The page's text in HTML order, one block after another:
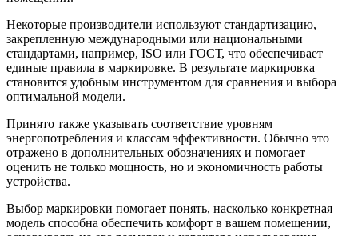
Некоторые производители используют стандартизацию,
закрепленную международными или национальными
стандартами, например, ISO или ГОСТ, что обеспечивает
единые правила в маркировке. В результате маркировка
становится удобным инструментом для сравнения и выбора
оптимальной модели.
Принято также указывать соответствие уровням
энергопотребления и классам эффективности. Обычно это
отражено в дополнительных обозначениях и помогает
оценить не только мощность, но и экономичность работы
устройства.
Выбор маркировки помогает понять, насколько конкретная
модель способна обеспечить комфорт в вашем помещении,